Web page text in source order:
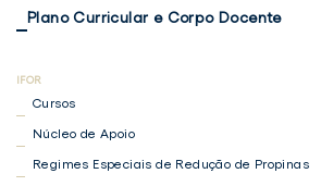
Plano Curricular e Corpo Docente
Cursos
Núcleo de Apoio
Regimes Especiais de Redução de Propinas